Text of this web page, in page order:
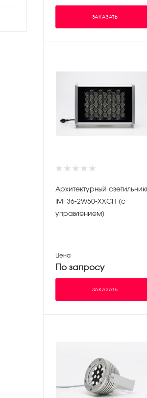
ЗАКАЗАТЬ
Архитектурный
IMF36-2W50-ХХCH (с
управлением)
Цена
По запросу
ЗАКАЗАТЬ